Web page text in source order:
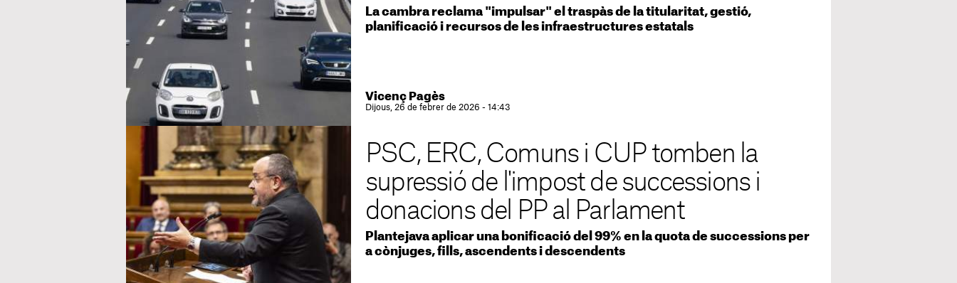
La cambra reclama "impulsar" el traspàs de la titularitat, gestió,
planificació i recursos de les infraestructures estatals
Vicenç Pagès
Dijous, 26 de febrer de 2026 - 14:43
PSC, ERC, Comuns i CUP tomben la
supressió de l'impost de successions i
donacions del PP al Parlament
Plantejava aplicar una bonificació del 99% en la quota de successions per
a cònjuges, fills, ascendents i descendents